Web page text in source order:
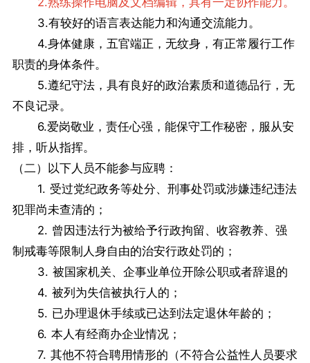
3.有较好的语言表达能力和沟通交流能力。
4.身体健康，五官端正，无纹身，有正常履行工作
职责的身体条件。
5.遵纪守法，具有良好的政治素质和道德品行，无
不良记录。
6.爱岗敬业，责任心强，能保守工作秘密，服从安
排，听从指挥。
（二）以下人员不能参与应聘：
1. 受过党纪政务等处分、刑事处罚或涉嫌违纪违法
犯罪尚未查清的；
2. 曾因违法行为被给予行政拘留、收容教养、强
制戒毒等限制人身自由的治安行政处罚的；
3. 被国家机关、企事业单位开除公职或者辞退的
4. 被列为失信被执行人的；
5. 已办理退休手续或已达到法定退休年龄的；
6. 本人有经商办企业情况；
7. 其他不符合聘用情形的（不符合公益性人员要求